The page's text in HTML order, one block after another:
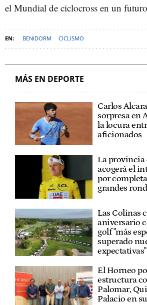
el Mundial de ciclocross en un
BENIDORM CICLISMO
MÁS EN DEPORTE
Carlos
sorpresa en
la locura
aficionados
La provincia
acogerá el
por
grandes
Las Colinas
aniversario
golf "más
superado
expectativas"
El Horneo
estructura
Palomar,
Palacio en